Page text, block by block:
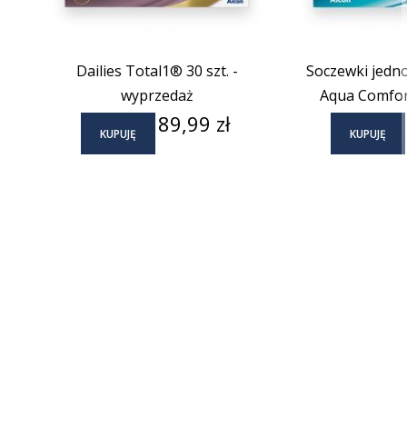
Dailies Total1® 30 szt. -
wyprzedaż
KUPUJĘ Cena
89,99 zł
Soczewki
Aqua
KUPUJĘ